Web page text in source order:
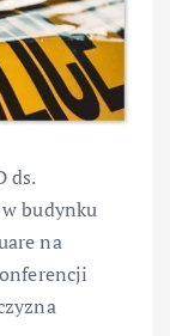
ds.
budynku
na